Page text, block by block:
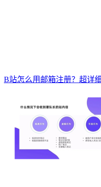
B站怎么用邮箱注册？超详